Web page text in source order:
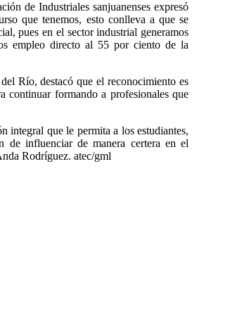
de Industriales sanjuanenses expresó
que tenemos, esto conlleva a que se
pues en el sector industrial generamos
empleo directo al 55 por ciento de la
Río, destacó que el reconocimiento es
continuar formando a profesionales que
integral que le permita a los estudiantes,
de influenciar de manera certera en el
Rodríguez. atec/gml